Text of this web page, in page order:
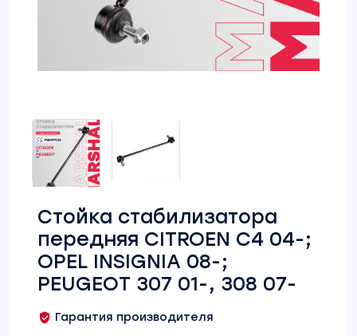
Стойка стабилизатора
передняя CITROEN C4 04-;
OPEL INSIGNIA 08-;
PEUGEOT 307 01-, 308 07-
Гарантия производителя